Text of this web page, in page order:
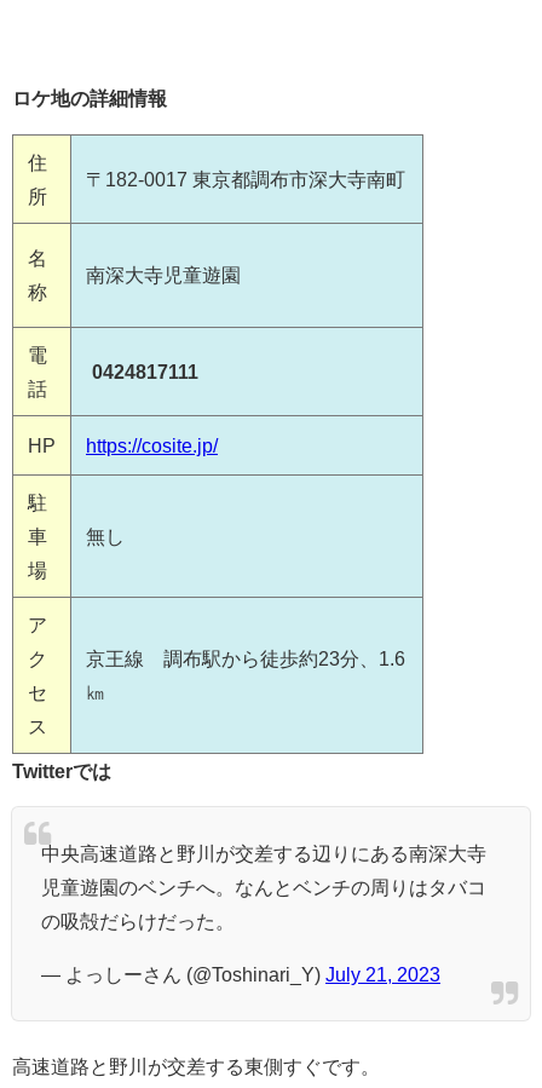
ロケ地の詳細情報
住
所
〒182-0017 東京都調布市深大寺南町
名
称
南深大寺児童遊園
電
話
0424817111
HP https://cosite.jp/
駐
車
場
無し
ア
ク
セ
ス
京王線 調布駅から徒歩約23分、1.6
㎞
Twitterでは
中央高速道路と野川が交差する辺りにある南深大寺
児童遊園のベンチへ。なんとベンチの周りはタバコ
の吸殻だらけだった。
— よっしーさん (@Toshinari_Y) July 21, 2023
高速道路と野川が交差する東側すぐです。